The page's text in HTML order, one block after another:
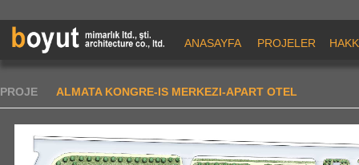
ANASAYFA PROJELER
PROJE ALMATA KONGRE-IS MERKEZI-APART OTEL